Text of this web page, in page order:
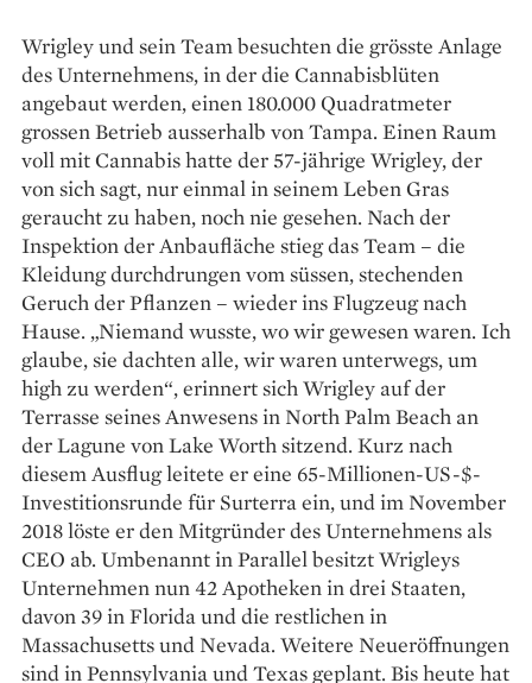
Wrigley und sein Team besuchten die ­grösste Anlage
des Unternehmens, in der die Cannabis­blüten
angebaut werden, einen 180.000 Qua­drat­meter
grossen Betrieb ausserhalb von ­Tampa. Einen Raum
voll mit Cannabis hatte der 57-­jährige Wrigley, der
von sich sagt, nur einmal in seinem Leben Gras
geraucht zu haben, noch nie ­gesehen. Nach der
Inspektion der Anbaufläche stieg das Team – die
Kleidung durchdrungen vom ­süssen, stechenden
Geruch der Pflanzen – wieder ins Flugzeug nach
Hause. „Niemand wusste, wo wir gewesen waren. Ich
glaube, sie dachten alle, wir waren unterwegs, um
high zu werden“, erinnert sich Wrigley auf der
Terrasse seines Anwesens in North Palm Beach an
der Lagune von Lake Worth sitzend. Kurz nach
diesem Ausflug leitete er eine 65-Millionen-US-$-
Investitionsrunde für Sur­terra ein, und im November
2018 löste er den Mitgründer des Unternehmens als
CEO ab. Umbenannt in Parallel besitzt Wrigleys
Unternehmen nun 42 Apotheken in drei Staaten,
davon 39 in ­Florida und die restlichen in
Massachusetts und Nevada. Weitere Neueröffnungen
sind in Penn­sylvania und Texas geplant. Bis heute hat